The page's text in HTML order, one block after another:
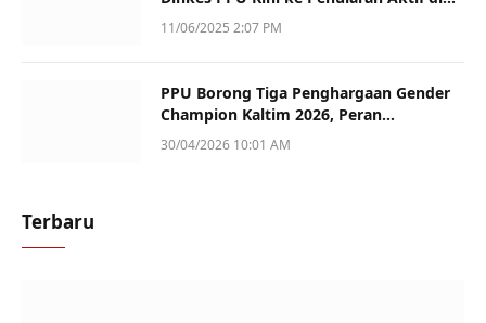
Sotek
11/06/2025 2:07 PM
PPU Borong Tiga Penghargaan Gender
Champion Kaltim 2026, Peran
Perempuan Jadi Sorotan
30/04/2026 10:01 AM
Terbaru